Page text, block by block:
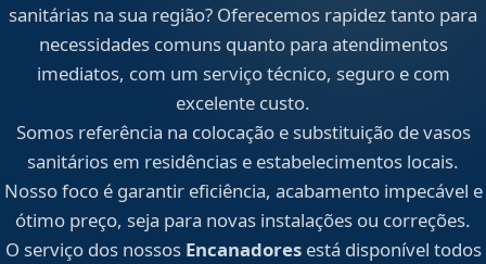
sanitárias na sua região? Oferecemos rapidez tanto para
necessidades comuns quanto para atendimentos
imediatos, com um serviço técnico, seguro e com
excelente custo.
Somos referência na colocação e substituição de vasos
sanitários em residências e estabelecimentos locais.
Nosso foco é garantir eficiência, acabamento impecável e
ótimo preço, seja para novas instalações ou correções.
O serviço dos nossos Encanadoresestá disponível todos